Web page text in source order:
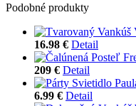
Podobné produkty
16.98 € Detail
209 € Detail
6.99 € Detail